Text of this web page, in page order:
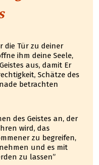
die Tür zu deiner
ihm deine Seele,
aus, damit Er
Schätze des
betrachten
des Geistes an, der
wird, das
zu begreifen,
und es mit
zu lassen”